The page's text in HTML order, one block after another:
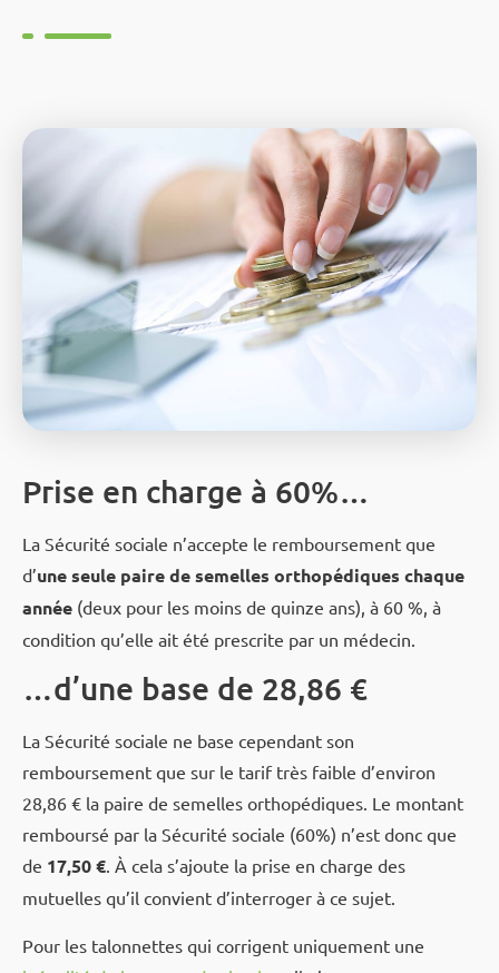
Prise en charge à 60%…
La Sécurité sociale n’accepte le remboursement que
d’une seule paire de semelles orthopédiques chaque
année (deux pour les moins de quinze ans), à 60 %, à
condition qu’elle ait été prescrite par un médecin.
…d’une base de 28,86 €
La Sécurité sociale ne base cependant son
remboursement que sur le tarif très faible d’environ
28,86 € la paire de semelles orthopédiques. Le montant
remboursé par la Sécurité sociale (60%) n’est donc que
de 17,50 €. À cela s’ajoute la prise en charge des
mutuelles qu’il convient d’interroger à ce sujet.
Pour les talonnettes qui corrigent uniquement une